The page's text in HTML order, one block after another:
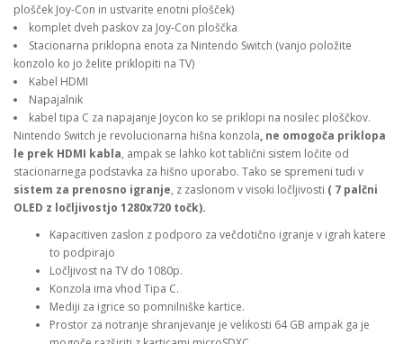
plošček Joy-Con in ustvarite enotni plošček)
komplet dveh paskov za Joy-Con ploščka
Stacionarna priklopna enota za Nintendo Switch (vanjo položite
konzolo ko jo želite priklopiti na TV)
Kabel HDMI
Napajalnik
kabel tipa C za napajanje Joycon ko se priklopi na nosilec ploščkov.
Nintendo Switch je revolucionarna hišna konzola, ne omogoča priklopa
le prek HDMI kabla, ampak se lahko kot tablični sistem ločite od
stacionarnega podstavka za hišno uporabo. Tako se spremeni tudi v
sistem za prenosno igranje, z zaslonom v visoki ločljivosti ( 7 palčni
OLED z ločljivostjo 1280x720 točk).
Kapacitiven zaslon z podporo za večdotično igranje v igrah katere
to podpirajo
Ločljivost na TV do 1080p.
Konzola ima vhod Tipa C.
Mediji za igrice so pomnilniške kartice.
Prostor za notranje shranjevanje je velikosti 64 GB ampak ga je